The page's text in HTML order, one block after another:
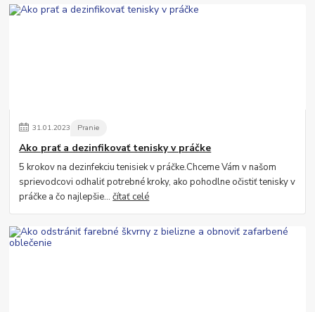
31.01.2023 Pranie
Ako prať a dezinfikovať tenisky v práčke
5 krokov na dezinfekciu tenisiek v práčke.Chceme Vám v našom
sprievodcovi odhaliť potrebné kroky, ako pohodlne očistiť tenisky v
práčke a čo najlepšie...čítať celé